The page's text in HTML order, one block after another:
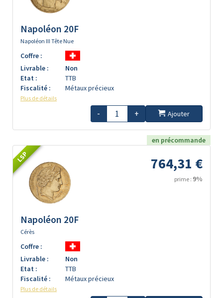
Napoléon 20F
Napoléon III Tête Nue
Coffre :
Livrable :
Non
Etat :
TTB
Fiscalité :
Métaux précieux
Plus de détails
- + Ajouter
en précommande
LSP 764,31 €
prime : 9%
Napoléon 20F
Cérès
Coffre :
Livrable :
Non
Etat :
TTB
Fiscalité :
Métaux précieux
Plus de détails